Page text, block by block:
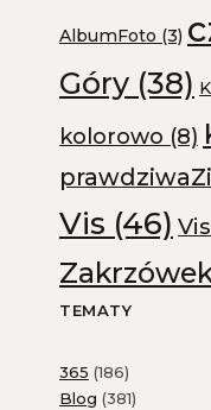
AlbumFoto (3)
Góry (38)
kolorowo (8)
Vis (46)
TEMATY
365 (186)
Blog (381)